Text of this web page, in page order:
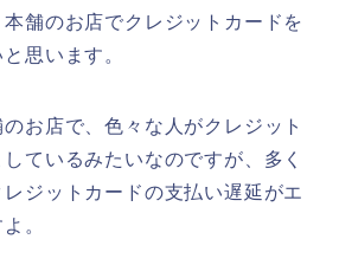
本舗のお店でクレジットカードを
思います。
お店で、色々な人がクレジット
ているみたいなのですが、多く
ジットカードの支払い遅延がエ
。